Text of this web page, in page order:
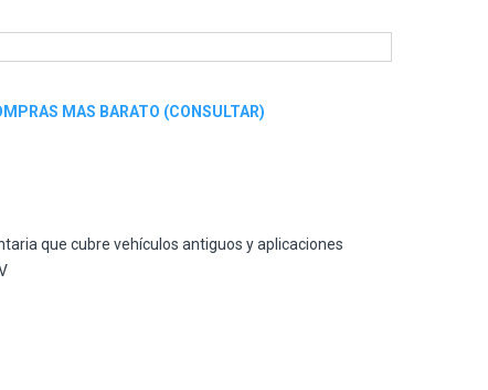
MAS BARATO (CONSULTAR)
que cubre vehículos antiguos y aplicaciones